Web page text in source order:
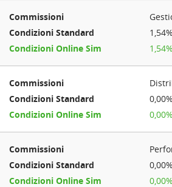
1,54%
1,54%
0,00%
0,00%
0,00%
0,00%